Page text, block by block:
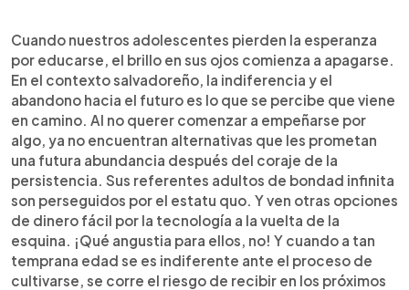
Cuando nuestros adolescentes pierden la esperanza
por educarse, el brillo en sus ojos comienza a apagarse.
En el contexto salvadoreño, la indiferencia y el
abandono hacia el futuro es lo que se percibe que viene
en camino. Al no querer comenzar a empeñarse por
algo, ya no encuentran alternativas que les prometan
una futura abundancia después del coraje de la
persistencia. Sus referentes adultos de bondad infinita
son perseguidos por el estatu quo. Y ven otras opciones
de dinero fácil por la tecnología a la vuelta de la
esquina. ¡Qué angustia para ellos, no! Y cuando a tan
temprana edad se es indiferente ante el proceso de
cultivarse, se corre el riesgo de recibir en los próximos